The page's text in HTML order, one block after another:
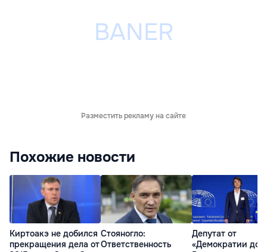
Разместить рекламу на сайте
Похожие новости
Киртоакэ не добился
прекращения дела от
Стояногло:
Ответственность
Депутат от
«Демократии